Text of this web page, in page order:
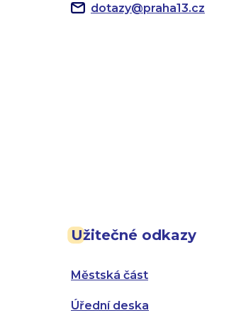
dotazy@praha13.cz
Užitečné odkazy
Městská část
Úřední deska